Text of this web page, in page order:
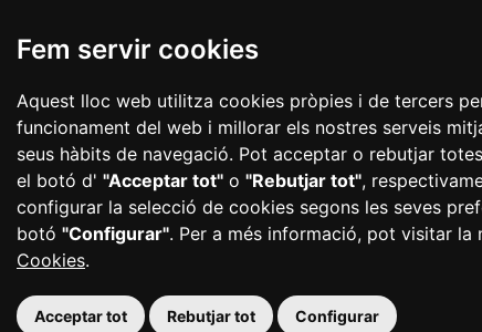
Fem servir cookies
Aquest lloc web utilitza cookies pròpies i de tercers
funcionament del web i millorar els nostres serveis
seus hàbits de navegació. Pot acceptar o rebutjar
el botó d' "Acceptar tot" o "Rebutjar tot",
configurar la selecció de cookies segons les seves
botó "Configurar". Per a més informació, pot visitar la
Cookies.
Acceptar tot Rebutjar tot Configurar
Cíviques
hospital)